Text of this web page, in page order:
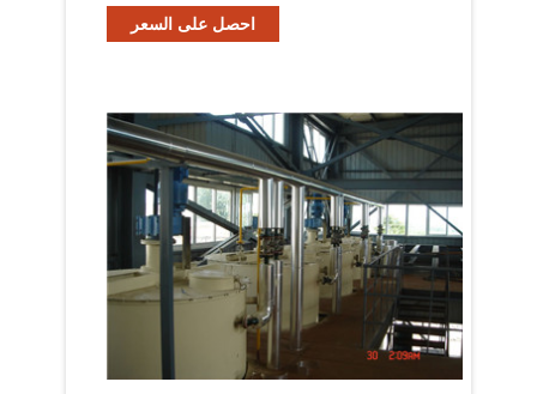
احصل على السعر